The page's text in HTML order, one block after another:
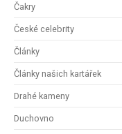
Čakry
České celebrity
Články
Články našich kartářek
Drahé kameny
Duchovno